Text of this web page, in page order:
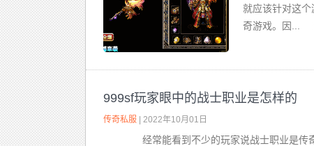
就应该针对这
奇游戏。因...
999sf玩家眼中的战士职业是怎样的
传奇私服 | 2022年10月01日
经常能看到不少的玩家说战士职业是传